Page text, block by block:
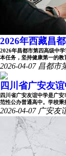
2026年西藏昌
2026年昌都市第四高级中
本任务，坚持健康第一的教
2026-04-07 昌都市
四川省广安友
四川省广安友谊中学是广
范性公办普通高中。学校秉
2026-04-07 广安友